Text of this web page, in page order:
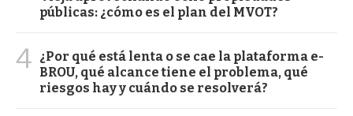
públicas: ¿cómo es el plan del MVOT?
4 ¿Por qué está lenta o se cae la plataforma e-
BROU, qué alcance tiene el problema, qué
riesgos hay y cuándo se resolverá?